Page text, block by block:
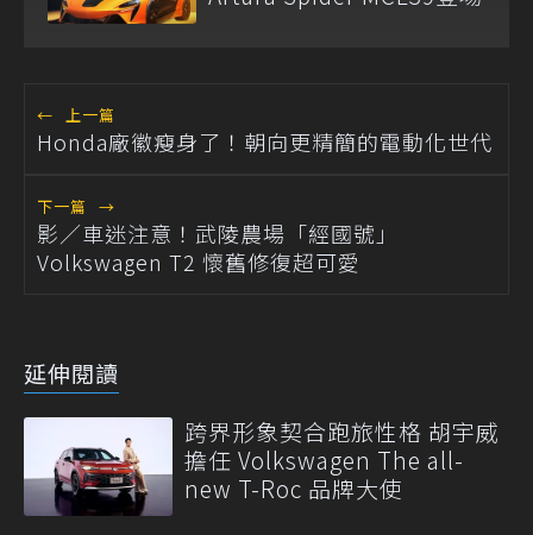
← 上一篇
Honda廠徽瘦身了！朝向更精簡的電動化世代
下一篇 →
影／車迷注意！武陵農場「經國號」
Volkswagen T2 懷舊修復超可愛
延伸閱讀
跨界形象契合跑旅性格 胡宇威
擔任 Volkswagen The all-
new T-Roc 品牌大使